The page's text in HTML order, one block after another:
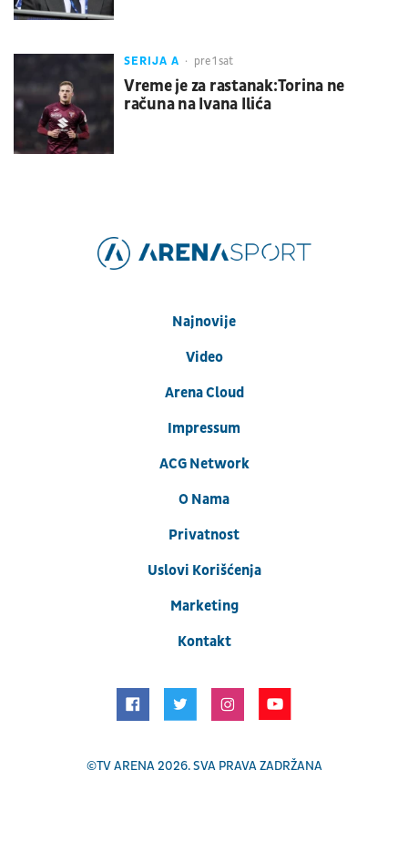
SERIJA A pre 1 sat
Vreme je za rastanak:Torina ne
računa na Ivana Ilića
Najnovije
Video
Arena Cloud
Impressum
ACG Network
O Nama
Privatnost
Uslovi Korišćenja
Marketing
Kontakt
©TV ARENA2026. SVA PRAVA ZADRŽANA